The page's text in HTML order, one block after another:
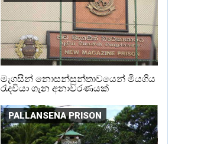
මැගසින් නොසන්සුන්තාවයෙන් මියගිය
රැදවියා ගැන අනාවරණයක්
PALLANSENA PRISON